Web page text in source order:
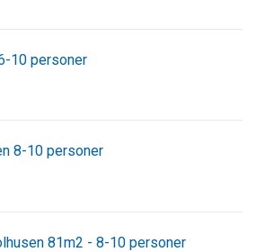
10 personer
8-10 personer
81m2 - 8-10 personer